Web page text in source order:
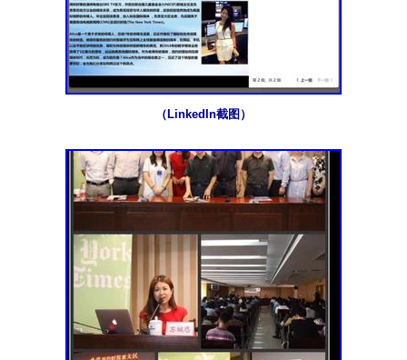
（LinkedIn截图）